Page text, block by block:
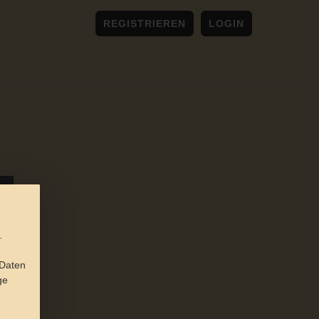
REGISTRIEREN LOGIN